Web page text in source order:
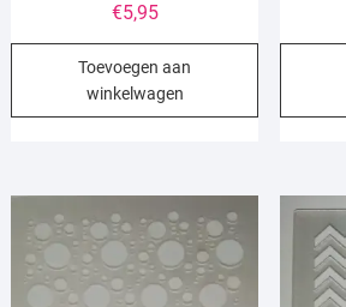
€5,95
Toevoegen aan
winkelwagen